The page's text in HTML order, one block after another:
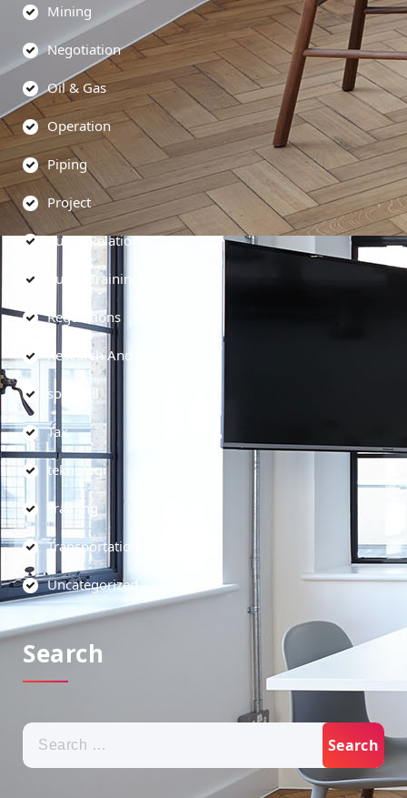
Mining
Negotiation
Oil & Gas
Operation
Piping
Project
Public Relations
Public Training
Regulations
Research And Development
soft skill
Tax
teknologi
Training
Transportation
Uncategorized
Search